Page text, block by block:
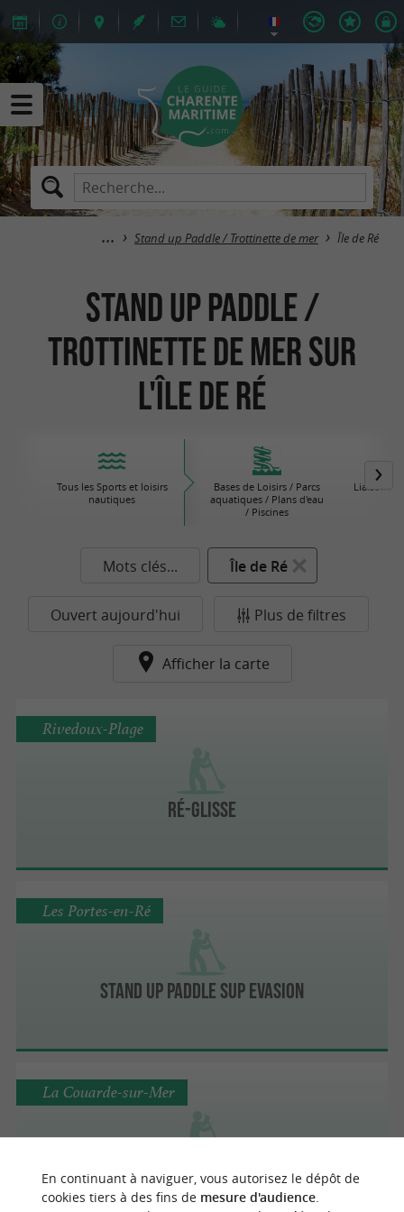
Stand up Paddle / Trottinette de mer Île de Ré
Stand up Paddle /
Trottinette de mer sur
l'Île de Ré
Tous les Sports et loisirs
nautiques
Bases de Loisirs / Parcs
aquatiques / Plans d'eau
/ Piscines
Liaisons
Mots clés... Île de Ré
Ouvert aujourd'hui Plus de filtres
Afficher la carte
Ré-Glisse
Rivedoux-Plage
Stand Up Paddle Sup Evasion
Les Portes-en-Ré
Sup Evasion
La Couarde-sur-Mer
En continuant à naviguer, vous autorisez le dépôt de
cookies tiers à des fins de mesure d'audience.